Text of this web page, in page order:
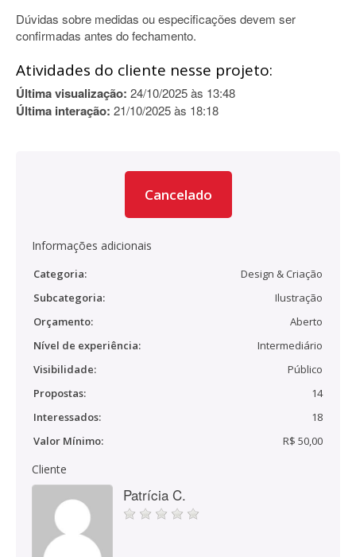
Dúvidas sobre medidas ou especificações devem ser
confirmadas antes do fechamento.
Atividades do cliente nesse projeto:
Última visualização: 24/10/2025 às 13:48
Última interação: 21/10/2025 às 18:18
Cancelado
Informações adicionais
Categoria:
Design & Criação
Subcategoria:
Ilustração
Orçamento:
Aberto
Nível de experiência:
Intermediário
Visibilidade:
Público
Propostas:
14
Interessados:
18
Valor Mínimo:
R$ 50,00
Cliente
Patrícia C.